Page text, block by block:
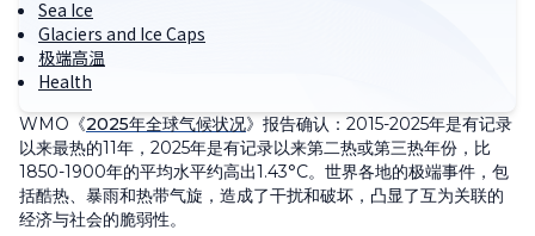
Sea Ice
Glaciers and Ice Caps
极端高温
Health
WMO《2025年全球气候状况》报告确认：2015-2025年是有记录
以来最热的11年，2025年是有记录以来第二热或第三热年份，比
1850-1900年的平均水平约高出1.43°C。世界各地的极端事件，包
括酷热、暴雨和热带气旋，造成了干扰和破坏，凸显了互为关联的
经济与社会的脆弱性。